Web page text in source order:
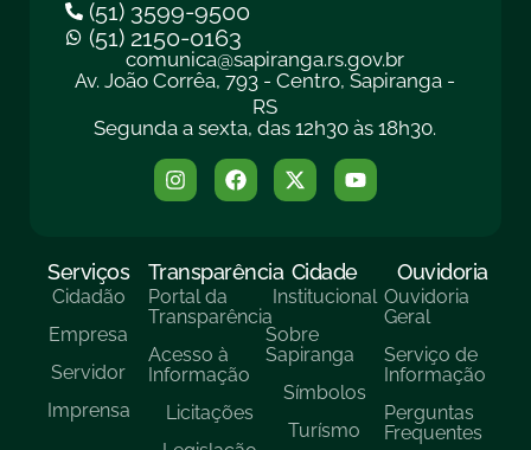
(51) 3599-9500
(51) 2150-0163
comunica@sapiranga.rs.gov.br
Av. João Corrêa, 793 - Centro, Sapiranga -
RS
Segunda a sexta, das 12h30 às 18h30.
Serviços
Cidadão
Empresa
Servidor
Imprensa
Transparência
Portal da
Transparência
Acesso à
Informação
Licitações
Cidade
Institucional
Sobre
Sapiranga
Símbolos
Turísmo
Ouvidoria
Ouvidoria
Geral
Serviço de
Informação
Perguntas
Frequentes